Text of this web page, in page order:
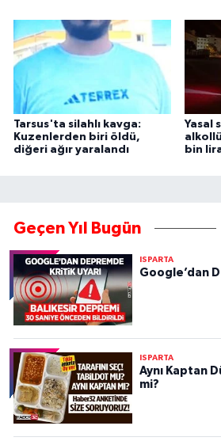
Tarsus'ta silahlı kavga:
Kuzenlerden biri öldü,
diğeri ağır yaralandı
Yasal
bin
Geçen Yıl Bugün
ISPARTA
Google’dan
ISPARTA
Aynı Kaptan
mi?